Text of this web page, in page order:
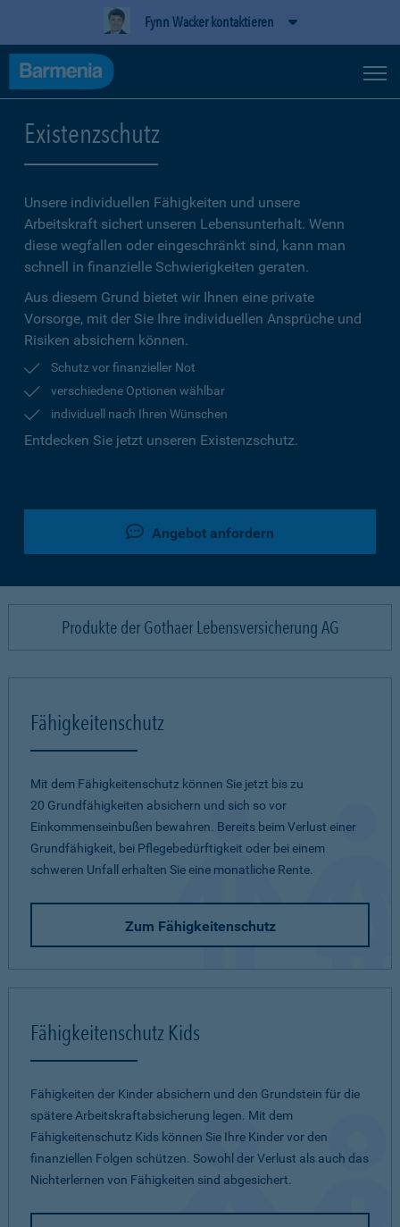
Fynn Wacker kontaktieren
Existenzschutz
Unsere individuellen Fähigkeiten und unsere
Arbeitskraft sichert unseren Lebensunterhalt. Wenn
diese wegfallen oder eingeschränkt sind, kann man
schnell in finanzielle Schwierigkeiten geraten.
Aus diesem Grund bietet wir Ihnen eine private
Vorsorge, mit der Sie Ihre individuellen Ansprüche und
Risiken absichern können.
Schutz vor finanzieller Not
verschiedene Optionen wählbar
individuell nach Ihren Wünschen
Entdecken Sie jetzt unseren Existenzschutz.
Angebot anfordern
Produkte der Gothaer Lebensversicherung AG
Fähigkeitenschutz
Mit dem Fähigkeitenschutz können Sie jetzt bis zu
20 Grundfähigkeiten absichern und sich so vor
Einkommenseinbußen bewahren. Bereits beim Verlust einer
Grundfähigkeit, bei Pflegebedürftigkeit oder bei einem
schweren Unfall erhalten Sie eine monatliche Rente.
Zum Fähigkeitenschutz
Fähigkeitenschutz Kids
Fähigkeiten der Kinder absichern und den Grundstein für die
spätere Arbeitskraftabsicherung legen. Mit dem
Fähigkeitenschutz Kids können Sie Ihre Kinder vor den
finanziellen Folgen schützen. Sowohl der Verlust als auch das
Nichterlernen von Fähigkeiten sind abgesichert.